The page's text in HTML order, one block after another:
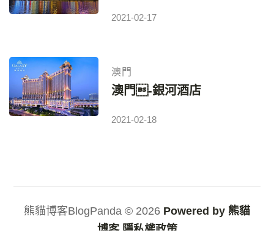
2021-02-17
澳門
澳門-銀河酒店
2021-02-18
熊貓博客BlogPanda © 2026 Powered by 熊貓
博客 隱私權政策